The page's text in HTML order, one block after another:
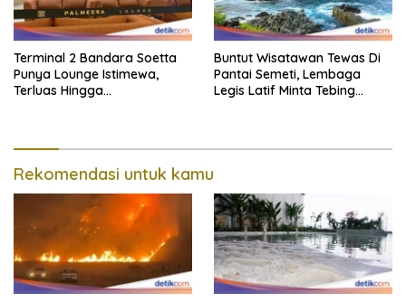
Terminal 2 Bandara Soetta
Punya Lounge Istimewa,
Terluas Hingga
Buntut Wisatawan Tewas Di
Pantai Semeti, Lembaga
Legis Latif Minta Tebing
Rekomendasi untuk kamu